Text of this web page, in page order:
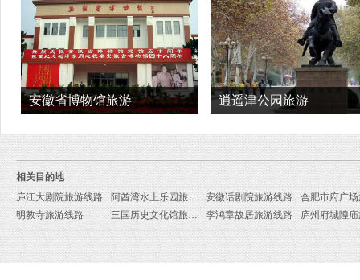
安徽省博物馆旅游 逍遥津公园旅游
相关目的地
庐江大剧院旅游线路
阿酋湾水上乐园旅游线路
安徽话剧院旅游线路
明教寺旅游线路
三国历史文化馆旅游线路 李鸿章故居旅游线路